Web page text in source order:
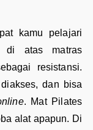
kamu pelajari
di atas matras
resistansi.
dan bisa
. Mat Pilates
alat apapun. Di